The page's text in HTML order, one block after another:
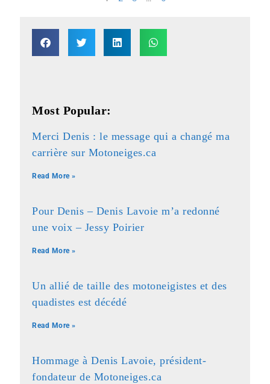
Most Popular:
Merci Denis : le message qui a changé ma
carrière sur Motoneiges.ca
Read More »
Pour Denis – Denis Lavoie m’a redonné
une voix – Jessy Poirier
Read More »
Un allié de taille des motoneigistes et des
quadistes est décédé
Read More »
Hommage à Denis Lavoie, président-
fondateur de Motoneiges.ca